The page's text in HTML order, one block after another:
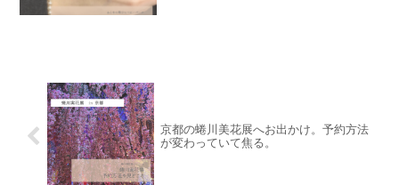
京都の蜷川美花展へお出かけ。予約方法
が変わっていて焦る。